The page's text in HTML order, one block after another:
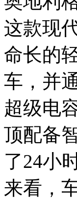
这款现
命长的
车，并
超级电
顶配备
了24小
来看，